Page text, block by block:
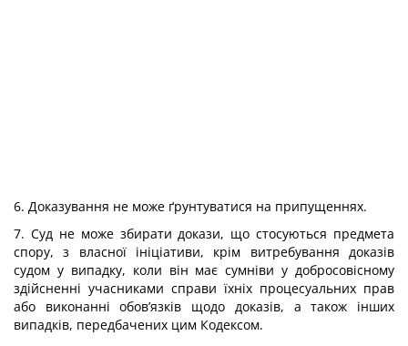
6. Доказування не може ґрунтуватися на припущеннях.
7. Суд не може збирати докази, що стосуються предмета
спору, з власної ініціативи, крім витребування доказів
судом у випадку, коли він має сумніви у добросовісному
здійсненні учасниками справи їхніх процесуальних прав
або виконанні обов’язків щодо доказів, а також інших
випадків, передбачених цим Кодексом.